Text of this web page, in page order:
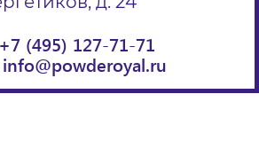
+7 (495) 127-71-71
info@powderoyal.ru